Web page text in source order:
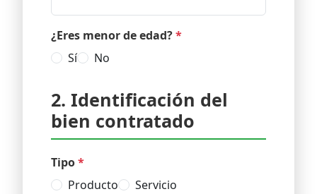
¿Eres menor de edad?*
Sí
No
2. Identificación del
bien contratado
Tipo*
Producto
Servicio